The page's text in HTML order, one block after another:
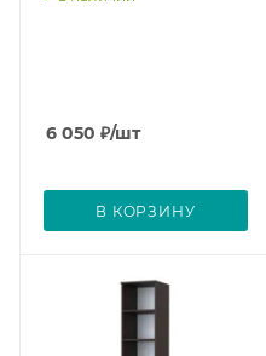
6 050 ₽/шт
В КОРЗИНУ